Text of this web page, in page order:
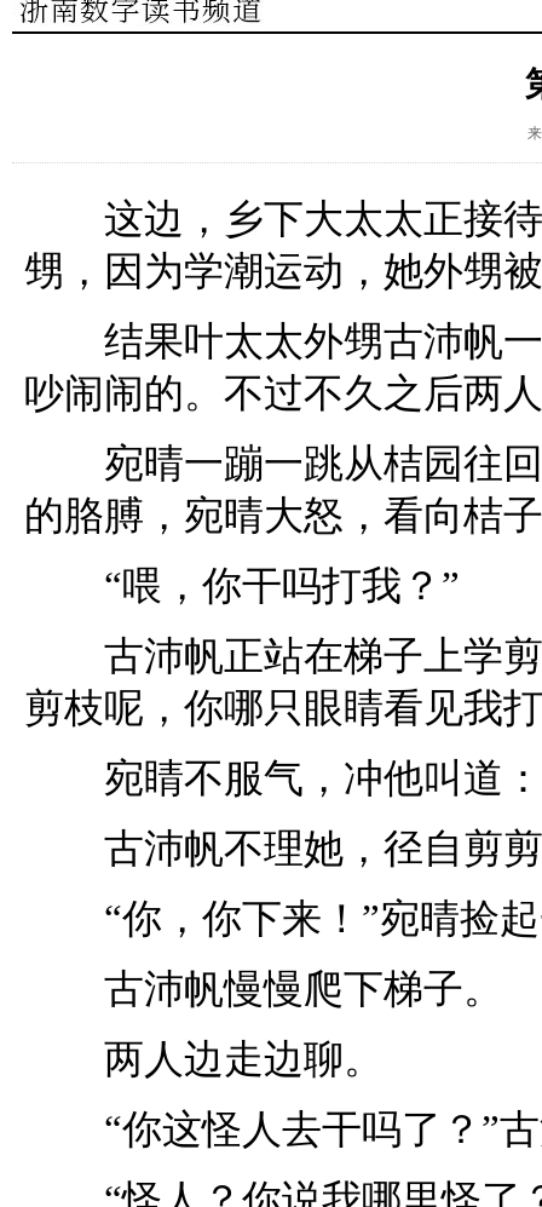
这边，乡下大太太正接待
甥，因为学潮运动，她外甥
结果叶太太外甥古沛帆一
吵闹闹的。不过不久之后两
宛晴一蹦一跳从桔园往回
的胳膊，宛晴大怒，看向桔
“喂，你干吗打我？”
古沛帆正站在梯子上学剪
剪枝呢，你哪只眼睛看见我
宛睛不服气，冲他叫道：
古沛帆不理她，径自剪剪
“你，你下来！”宛晴捡起
古沛帆慢慢爬下梯子。
两人边走边聊。
“你这怪人去干吗了？”古